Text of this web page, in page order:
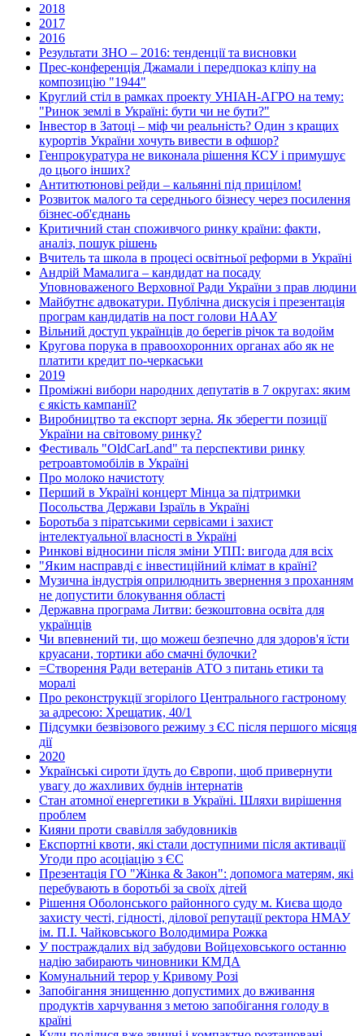
2018
2017
2016
Результати ЗНО – 2016: тенденції та висновки
Прес-конференція Джамали і передпоказ кліпу на
композицію "1944"
Круглий стіл в рамках проекту УНІАН-АГРО на тему:
"Ринок землі в Україні: бути чи не бути?"
Інвестор в Затоці – міф чи реальність? Один з кращих
курортів України хочуть вивести в офшор?
Генпрокуратура не виконала рішення КСУ і примушує
до цього інших?
Антитютюнові рейди – кальянні під прицілом!
Розвиток малого та середнього бізнесу через посилення
бізнес-об'єднань
Критичний стан споживчого ринку країни: факти,
аналіз, пошук рішень
Вчитель та школа в процесі освітньої реформи в Україні
Андрій Мамалига – кандидат на посаду
Уповноваженого Верховної Ради України з прав людини
Майбутнє адвокатури. Публічна дискусія і презентація
програм кандидатів на пост голови НААУ
Вільний доступ українців до берегів річок та водойм
Кругова порука в правоохоронних органах або як не
платити кредит по-черкаськи
2019
Проміжні вибори народних депутатів в 7 округах: яким
є якість кампанії?
Виробництво та експорт зерна. Як зберегти позиції
України на світовому ринку?
Фестиваль "OldCarLand" та перспективи ринку
ретроавтомобілів в Україні
Про молоко начистоту
Перший в Україні концерт Мінца за підтримки
Посольства Держави Ізраїль в Україні
Боротьба з піратськими сервісами і захист
інтелектуальної власності в Україні
Ринкові відносини після зміни УПП: вигода для всіх
"Яким насправді є інвестиційний клімат в країні?
Музична індустрія оприлюднить звернення з проханням
не допустити блокування області
Державна програма Литви: безкоштовна освіта для
українців
Чи впевнений ти, що можеш безпечно для здоров'я їсти
круасани, тортики або смачні булочки?
=Створення Ради ветеранів АТО з питань етики та
моралі
Про реконструкції згорілого Центрального гастроному
за адресою: Хрещатик, 40/1
Підсумки безвізового режиму з ЄС після першого місяця
дії
2020
Українські сироти їдуть до Європи, щоб привернути
увагу до жахливих буднів інтернатів
Стан атомної енергетики в Україні. Шляхи вирішення
проблем
Кияни проти свавілля забудовників
Експортні квоти, які стали доступними після активації
Угоди про асоціацію з ЄС
Презентація ГО "Жінка & Закон": допомога матерям, які
перебувають в боротьбі за своїх дітей
Рішення Оболонського районного суду м. Києва щодо
захисту честі, гідності, ділової репутації ректора НМАУ
ім. П.І. Чайковського Володимира Рожка
У постраждалих від забудови Войцеховського останню
надію забирають чиновники КМДА
Комунальний терор у Кривому Розі
Запобігання знищенню допустимих до вживання
продуктів харчування з метою запобігання голоду в
країні